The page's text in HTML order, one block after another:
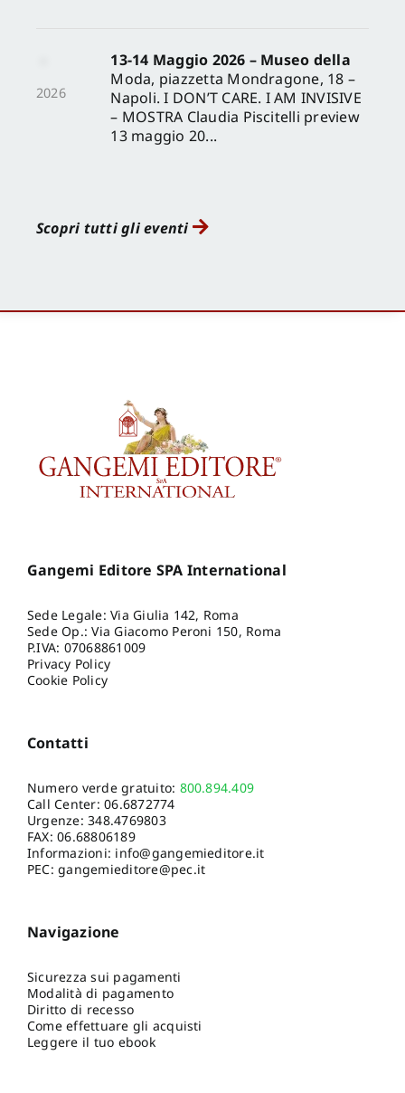
2026
13-14 Maggio 2026 – Museo della
Moda, piazzetta Mondragone, 18 –
Napoli. I DON’T CARE. I AM INVISIVE
– MOSTRA Claudia Piscitelli preview
13 maggio 20...
Scopri tutti gli eventi
Gangemi Editore SPA International
Sede Legale: Via Giulia 142, Roma
Sede Op.: Via Giacomo Peroni 150, Roma
P.IVA: 07068861009
Privacy Policy
Cookie Policy
Contatti
Numero verde gratuito: 800.894.409
Call Center:06.6872774
Urgenze:348.4769803
FAX: 06.68806189
Informazioni: info@gangemieditore.it
PEC: gangemieditore@pec.it
Navigazione
Sicurezza sui pagamenti
Modalità di pagamento
Diritto di recesso
Come effettuare gli acquisti
Leggere il tuo ebook